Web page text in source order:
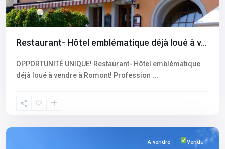
Restaurant- Hôtel emblématique déjà loué à v...
OPPORTUNITÉ UNIQUE! Restaurant- Hôtel emblématique
déjà loué à vendre à Romont! Profession ...
Fribourg
A vendre Vendu